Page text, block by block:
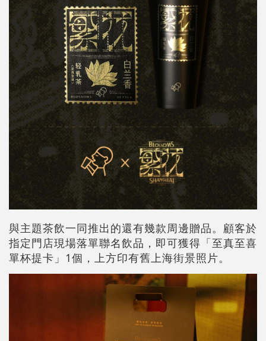
與主題茶飲一同推出的還有幾款周邊贈品。顧客於
指定門店現場落單聯名飲品，即可獲得「至真至喜
單杯提卡」1個，上方印有舊上海街景照片。